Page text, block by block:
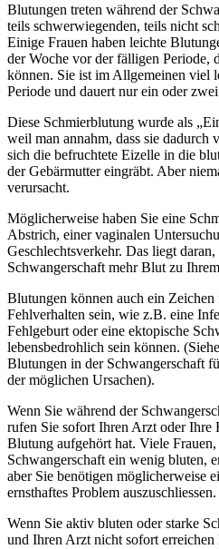
Blutungen treten während der
teils schwerwiegenden, teils nicht
Einige Frauen haben leichte
der Woche vor der fälligen Periode,
können. Sie ist im Allgemeinen viel
Periode und dauert nur ein oder
Diese Schmierblutung wurde als
weil man annahm, dass sie dadurch
sich die befruchtete Eizelle in die
der Gebärmutter eingräbt. Aber
verursacht.
Möglicherweise haben Sie eine
Abstrich, einer vaginalen
Geschlechtsverkehr. Das liegt
Schwangerschaft mehr Blut zu
Blutungen können auch ein Zeichen
Fehlverhalten sein, wie z.B. eine
Fehlgeburt oder eine ektopische
lebensbedrohlich sein können.
Blutungen in der Schwangerschaft
der möglichen Ursachen).
Wenn Sie während der
rufen Sie sofort Ihren Arzt oder Ihre
Blutung aufgehört hat. Viele
Schwangerschaft ein wenig bluten,
aber Sie benötigen möglicherweise
ernsthaftes Problem auszuschliessen.
Wenn Sie aktiv bluten oder starke
und Ihren Arzt nicht sofort erreichen